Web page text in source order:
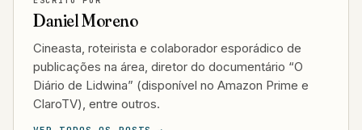
Daniel Moreno
Cineasta, roteirista e colaborador esporádico de
publicações na área, diretor do documentário “O
Diário de Lidwina” (disponível no Amazon Prime e
ClaroTV), entre outros.